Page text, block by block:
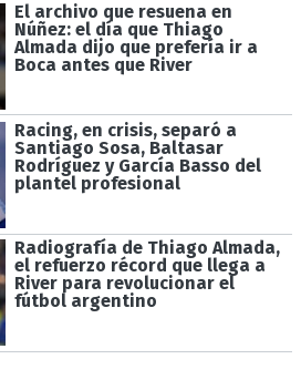
El archivo que resuena en
Núñez: el día que Thiago
Almada dijo que prefería ir a
Boca antes que River
Racing, en crisis, separó a
Santiago Sosa, Baltasar
Rodríguez y García Basso del
plantel profesional
Radiografía de Thiago Almada,
el refuerzo récord que llega a
River para revolucionar el
fútbol argentino